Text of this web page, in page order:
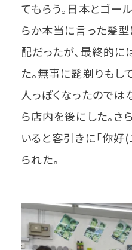
てもらう。日本とゴー
らか本当に言った髪
配だったが、最終的
た。無事に髭剃りもし
人っぽくなったので
ら店内を後にした。さ
いると客引きに「你好
られた。